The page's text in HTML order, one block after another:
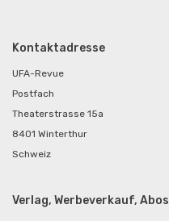
Kontaktadresse
UFA-Revue
Postfach
Theaterstrasse 15a
8401 Winterthur
Schweiz
Verlag, Werbeverkauf, Abos